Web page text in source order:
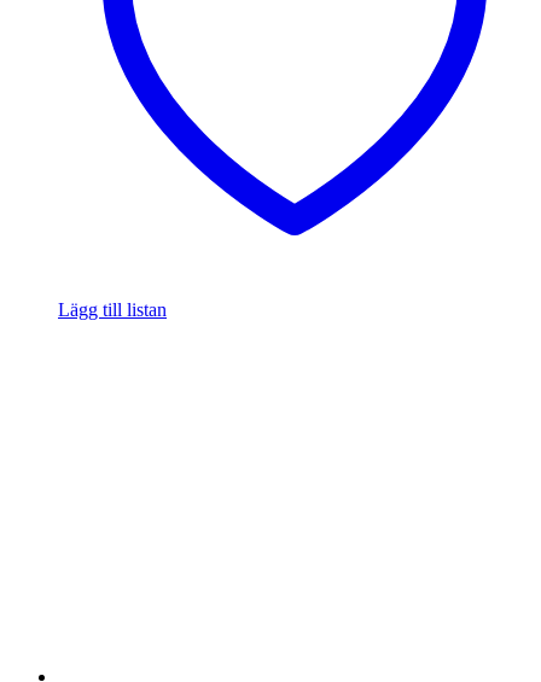
Lägg till listan